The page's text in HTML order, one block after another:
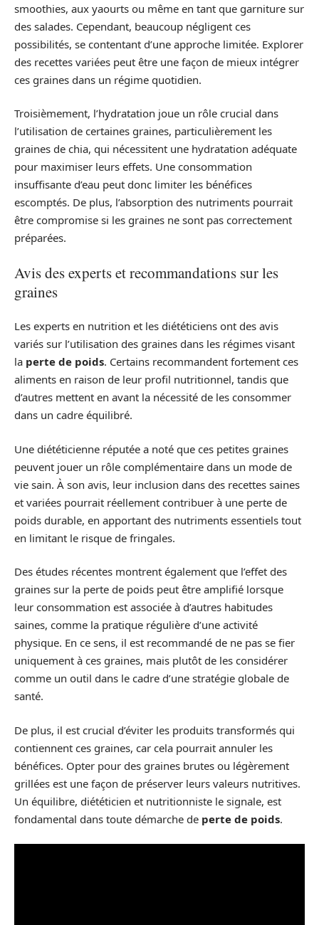
smoothies, aux yaourts ou même en tant que garniture sur
des salades. Cependant, beaucoup négligent ces
possibilités, se contentant d’une approche limitée. Explorer
des recettes variées peut être une façon de mieux intégrer
ces graines dans un régime quotidien.
Troisièmement, l’hydratation joue un rôle crucial dans
l’utilisation de certaines graines, particulièrement les
graines de chia, qui nécessitent une hydratation adéquate
pour maximiser leurs effets. Une consommation
insuffisante d’eau peut donc limiter les bénéfices
escomptés. De plus, l’absorption des nutriments pourrait
être compromise si les graines ne sont pas correctement
préparées.
Avis des experts et recommandations sur les
graines
Les experts en nutrition et les diététiciens ont des avis
variés sur l’utilisation des graines dans les régimes visant
la perte de poids. Certains recommandent fortement ces
aliments en raison de leur profil nutritionnel, tandis que
d’autres mettent en avant la nécessité de les consommer
dans un cadre équilibré.
Une diététicienne réputée a noté que ces petites graines
peuvent jouer un rôle complémentaire dans un mode de
vie sain. À son avis, leur inclusion dans des recettes saines
et variées pourrait réellement contribuer à une perte de
poids durable, en apportant des nutriments essentiels tout
en limitant le risque de fringales.
Des études récentes montrent également que l’effet des
graines sur la perte de poids peut être amplifié lorsque
leur consommation est associée à d’autres habitudes
saines, comme la pratique régulière d’une activité
physique. En ce sens, il est recommandé de ne pas se fier
uniquement à ces graines, mais plutôt de les considérer
comme un outil dans le cadre d’une stratégie globale de
santé.
De plus, il est crucial d’éviter les produits transformés qui
contiennent ces graines, car cela pourrait annuler les
bénéfices. Opter pour des graines brutes ou légèrement
grillées est une façon de préserver leurs valeurs nutritives.
Un équilibre, diététicien et nutritionniste le signale, est
fondamental dans toute démarche de perte de poids.